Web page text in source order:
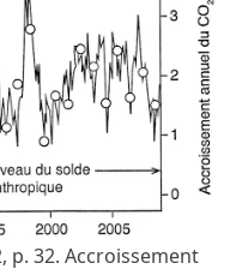
p. 32. Accroissement